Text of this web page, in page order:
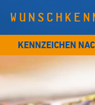
KENNZEICHEN